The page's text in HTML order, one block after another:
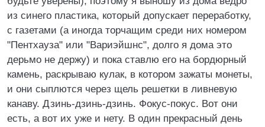
из синего пластика, который допускает переработку,
с газетами (а иногда торчащим среди них номером
"Пентхауза" или "Вариэйшнс", долго я дома это
дерьмо не держу) и пока ставлю его на бордюрный
камень, раскрываю кулак, в котором зажаты монеты,
и они сыплются через щель решетки в ливневую
канаву. Дзинь-дзинь-дзинь. Фокус-покус. Вот они
есть, а вот их уже и нету. В один прекрасный день